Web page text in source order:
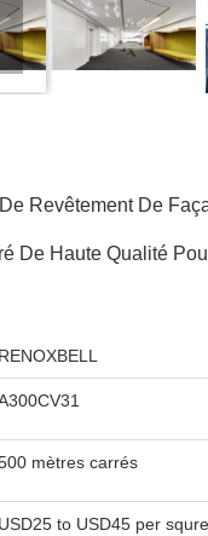
Revêtement De
De Haute Qualité
RENOXBELL
mètres carrés
USD25 to USD45 per